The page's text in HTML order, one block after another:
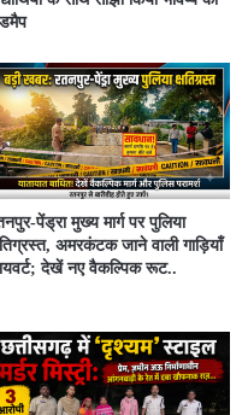
पेंड्रा मुख्य मार्ग पर पुलिया
अमरकंटक जाने वाली गाड़ियाँ
देखें नए वैकल्पिक रूट..